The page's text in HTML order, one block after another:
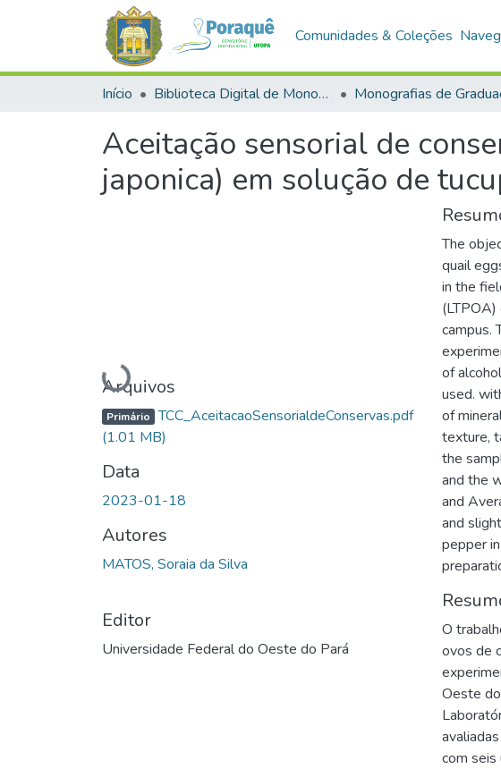
Comunidades & Coleções
Início Biblioteca Digital de Monografias (BDM) Monografias de
Aceitação sensorial de
japonica) em solução de
Carregando...
Arquivos
Primário TCC_AceitacaoSensorialdeConservas.pdf
(1.01 MB)
Data
2023-01-18
Autores
MATOS, Soraia da Silva
Editor
Universidade Federal do Oeste do Pará
The
quail
in the
campus.
of
used.
of
texture,
the
and the
and
and
pepper
O
ovos de
Oeste
com seis